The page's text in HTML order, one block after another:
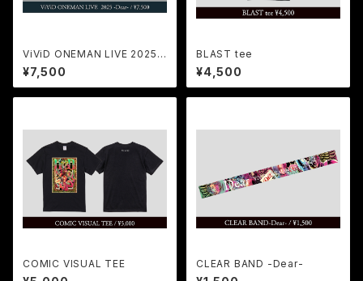
ViViD ONEMAN LIVE 2025 -
Dear- at TOKYO GARDEN
THEATER
¥7,500
BLAST tee
¥4,500
COMIC VISUAL TEE CLEAR BAND -Dear-